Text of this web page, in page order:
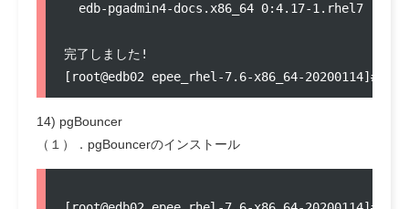
edb-pgadmin4-docs.x86_64 0:4.17-1.rhel7
完了しました!
14) pgBouncer
（１）．pgBouncerのインストール